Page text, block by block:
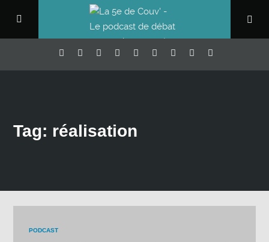
Tag: réalisation
PODCAST